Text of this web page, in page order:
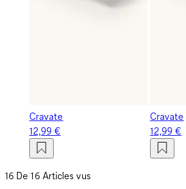
Cravate
12,99 €
Cravate
12,99 €
16 De 16 Articles vus